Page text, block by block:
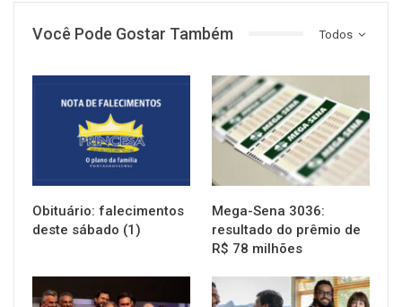
Todos
Você Pode Gostar Também
Obituário: falecimentos
deste sábado (1)
NOTÍCIAS
Mega-Sena 3036:
resultado do prêmio de
R$ 78 milhões
NOTÍCIAS NOTÍCIAS